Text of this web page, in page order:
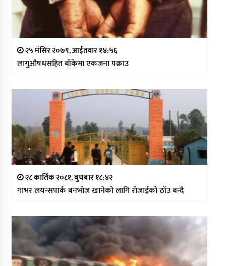
२५ मंसिर २०७९, आईतवार १४:५६
लागुऔषधसहित बाँकेमा एकजना पक्राउ
२८ कार्तिक २०८१, बुधबार १८:४२
गाभर लयन्सपार्क बनभोज खानेको लागि रोजाईको ठाँउ बन्दै